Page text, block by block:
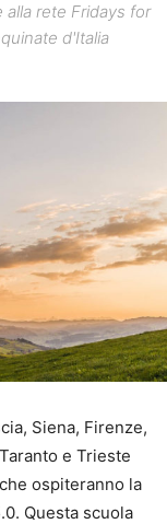
alla rete Fridays for
d'Italia
Siena, Firenze,
e Trieste
ospiteranno la
Questa scuola